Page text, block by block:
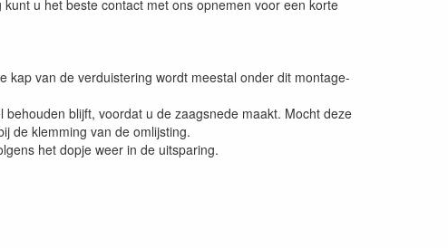
u het beste contact met ons opnemen voor een korte
kap van de verduistering wordt meestal onder dit montage-
blijft, voordat u de zaagsnede maakt. Mocht deze
de klemming van de omlijsting.
het dopje weer in de uitsparing.